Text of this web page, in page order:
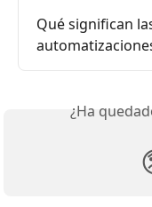
Qué significan
¿Ha